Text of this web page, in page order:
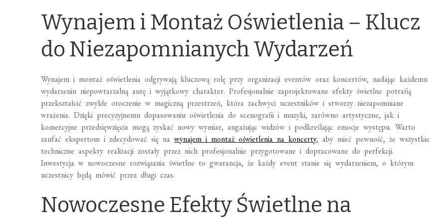
Wynajem i Montaż Oświetlenia – Klucz
do Niezapomnianych Wydarzeń
Wynajem i montaż oświetlenia odgrywają kluczową rolę przy organizacji eventów oraz koncertów, nadając każdemu
wydarzeniu niepowtarzalną aurę i wyjątkowy charakter. Profesjonalnie zaprojektowane efekty świetlne potrafią
przekształcić zwykłe otoczenie w magiczną przestrzeń, która zachwyci uczestników i stworzy niezapomniane
wrażenia. Dzięki precyzyjnemu dopasowaniu oświetlenia do scenografii i muzyki, zarówno artystyczne, jak i
komercyjne przedsięwzięcia mogą zyskać nowy wymiar, angażując widzów i podkreślając emocje występu. Warto
zaufać ekspertom i zdecydować się nawynajem i montaż oświetlenia na koncerty, aby mieć pewność, że wszystkie
techniczne aspekty realizacji zostały przez nich profesjonalnie przygotowane i dopracowane do perfekcji.
Inwestycja w nowoczesne rozwiązania świetlne to gwarancja, że każdy event stanie się wydarzeniem, o którym
uczestnicy będą mówić przez długi czas.
Nowoczesne Efekty Świetlne na